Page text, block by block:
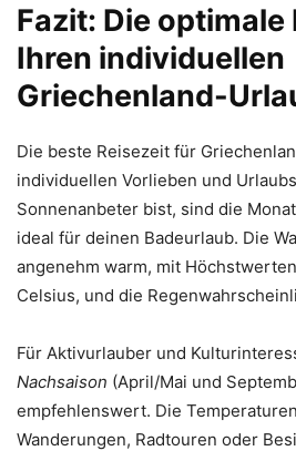
Fazit: Die optimale
Ihren individuellen
Griechenland-
Die beste Reisezeit für
individuellen Vorlieben und
Sonnenanbeter bist, sind die
ideal für deinen Badeurlaub. Die
angenehm warm, mit
Celsius, und die
Für Aktivurlauber und
Nachsaison (April/Mai und
empfehlenswert. Die
Wanderungen, Radtouren oder